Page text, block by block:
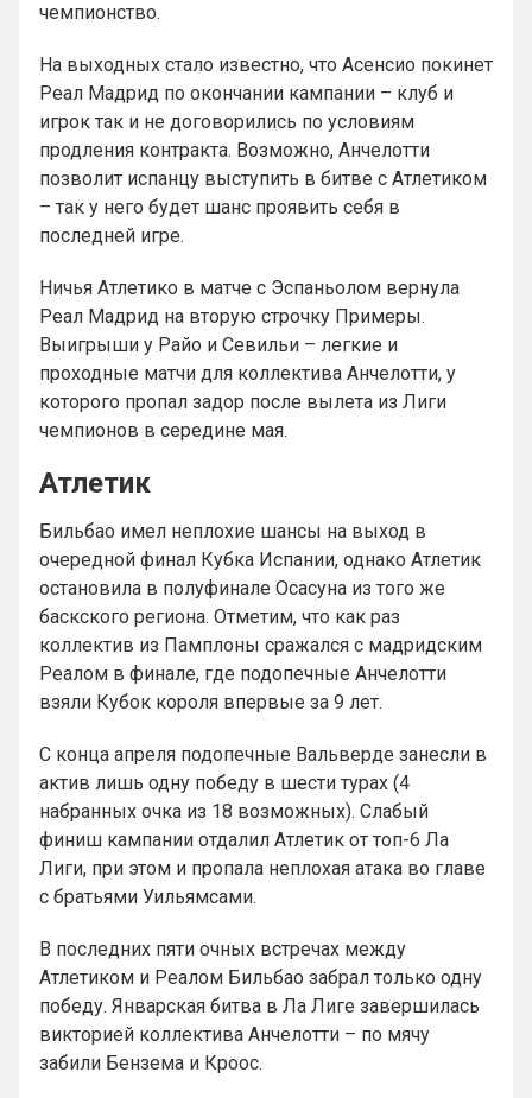
чемпионство.
На выходных стало известно, что Асенсио покинет
Реал Мадрид по окончании кампании – клуб и
игрок так и не договорились по условиям
продления контракта. Возможно, Анчелотти
позволит испанцу выступить в битве с Атлетиком
– так у него будет шанс проявить себя в
последней игре.
Ничья Атлетико в матче с Эспаньолом вернула
Реал Мадрид на вторую строчку Примеры.
Выигрыши у Райо и Севильи – легкие и
проходные матчи для коллектива Анчелотти, у
которого пропал задор после вылета из Лиги
чемпионов в середине мая.
Атлетик
Бильбао имел неплохие шансы на выход в
очередной финал Кубка Испании, однако Атлетик
остановила в полуфинале Осасуна из того же
баскского региона. Отметим, что как раз
коллектив из Памплоны сражался с мадридским
Реалом в финале, где подопечные Анчелотти
взяли Кубок короля впервые за 9 лет.
С конца апреля подопечные Вальверде занесли в
актив лишь одну победу в шести турах (4
набранных очка из 18 возможных). Слабый
финиш кампании отдалил Атлетик от топ-6 Ла
Лиги, при этом и пропала неплохая атака во главе
с братьями Уильямсами.
В последних пяти очных встречах между
Атлетиком и Реалом Бильбао забрал только одну
победу. Январская битва в Ла Лиге завершилась
викторией коллектива Анчелотти – по мячу
забили Бензема и Кроос.